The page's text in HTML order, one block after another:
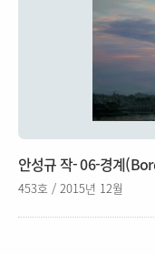
안성규 작- 06-경계
453호 / 2015년 12월